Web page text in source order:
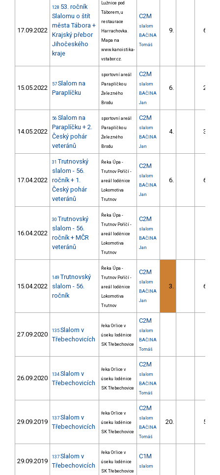
17.09.2022
128 53. ročník
Slalomu o štít
města Tábora +
Krajský přebor
Jihočeského
kraje
Lužnice pod
Táborem, u
restaurace
Harrachovka.
Mapa na
www.kanoistika-
vstabor.cz.
C2M
slalom
BAČINA
Tomáš
9. 68.39
15.05.2022 57 Slalom na
Paraplíčku
sportovní areál
Paraplíčko u
Železného
Brodu
C2M
slalom
BAČINA
Jan
6. 27.00
14.05.2022
56 Slalom na
Paraplíčku + 2.
Český pohár
veteránů
sportovní areál
Paraplíčko u
Železného
Brodu
C2M
slalom
BAČINA
Jan
4. 31.20
17.04.2022
31 Trutnovský
slalom - 56.
ročník + 1.
Český pohár
veteránů
Řeka Úpa -
Trutnov Poříčí -
areál loděnice
Lokomotiva
Trutnov
C2M
slalom
BAČINA
Jan
6. 60.54
16.04.2022
30 Trutnovský
slalom - 56.
ročník + MČR
veteránů
Řeka Úpa -
Trutnov Poříčí -
areál loděnice
Lokomotiva
Trutnov
C2M
slalom
BAČINA
Jan
15.04.2022
149 Trutnovský
slalom - 56.
ročník
Řeka Úpa -
Trutnov Poříčí -
areál loděnice
Lokomotiva
Trutnov
C2M
slalom
BAČINA
Jan
3. 67.86
27.09.2020 135 Slalom v
Třebechovicích
řeka Orlice v
úseku loděnice
SK Třebechovice
C2M
slalom
BAČINA
Tomáš
26.09.2020 134 Slalom v
Třebechovicích
řeka Orlice v
úseku loděnice
SK Třebechovice
C2M
slalom
BAČINA
Tomáš
29.09.2019 137 Slalom v
Třebechovicích
řeka Orlice v
úseku loděnice
SK Třebechovice
C2M
slalom
BAČINA
Tomáš
20. 58.30
29.09.2019
137 Slalom v
Třebechovicích
řeka Orlice v
úseku loděnice
SK Třebechovice
C1M
slalom